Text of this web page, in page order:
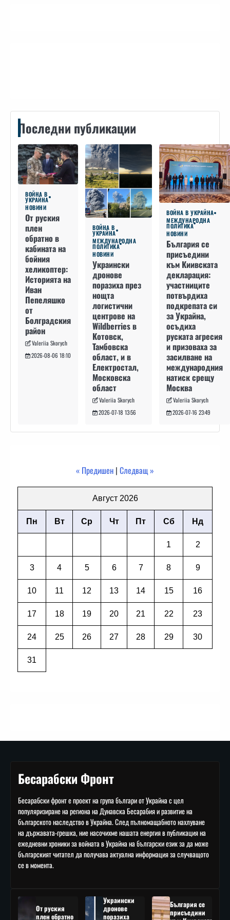
Последни публикации
ВОЙНА В
УКРАЙНА
НОВИНИ
От руския
плен
обратно в
кабината на
бойния
хеликоптер:
Историята на
Иван
Пепеляшко
от
Болградския
район
Valeriia Skorych
2026-08-06 18:10
ВОЙНА В
УКРАЙНА
МЕЖДУНАРОДНА
ПОЛИТИКА
НОВИНИ
Украински
дронове
поразиха през
нощта
логистични
центрове на
Wildberries в
Котовск,
Тамбовска
област, и в
Електростал,
Московска
област
Valeriia Skorych
2026-07-18 13:56
ВОЙНА В УКРАЙНА
МЕЖДУНАРОДНА
ПОЛИТИКА
НОВИНИ
България се
присъедини
към Киивската
декларация:
участниците
потвърдиха
подкрепата си
за Украйна,
осъдиха
руската агресия
и призоваха за
засилване на
международния
натиск срещу
Москва
Valeriia Skorych
2026-07-16 23:49
« Предишен | Следващ »
Август 2026
Пн Вт Ср Чт Пт Сб Нд
1 2
3 4 5 6 7 8 9
10 11 12 13 14 15 16
17 18 19 20 21 22 23
24 25 26 27 28 29 30
31
Бесарабски Фронт
Бесарабски фронт е проект на група българи от Украйна с цел
популяризиране на региона на Дунавска Бесарабия и развитие на
българското наследство в Украйна. След пълномащабното нахлуване
на държавата-грешка, ние насочихме нашата енергия в публикация на
ежедневни хроники за войната в Украйна на български език за да може
българският читател да получава актуална информация за случващото
се в момента.
От руския
плен обратно
Украински
дронове
поразиха
България се
присъедини